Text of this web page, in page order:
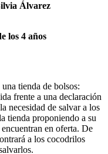
Álvarez
los 4 años
tienda de bolsos:
frente a una declaración
necesidad de salvar a los
tienda proponiendo a su
en oferta. De
a los cocodrilos